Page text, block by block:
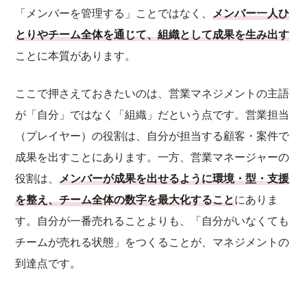
「メンバーを管理する」ことではなく、メンバー一人ひ
とりやチーム全体を通じて、組織として成果を生み出す
ことに本質があります。
ここで押さえておきたいのは、営業マネジメントの主語
が「自分」ではなく「組織」だという点です。営業担当
（プレイヤー）の役割は、自分が担当する顧客・案件で
成果を出すことにあります。一方、営業マネージャーの
役割は、メンバーが成果を出せるように環境・型・支援
を整え、チーム全体の数字を最大化することにありま
す。自分が一番売れることよりも、「自分がいなくても
チームが売れる状態」をつくることが、マネジメントの
到達点です。